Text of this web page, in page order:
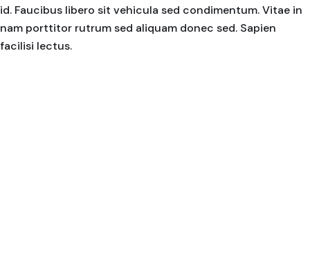
id. Faucibus libero sit vehicula sed condimentum. Vitae in
nam porttitor rutrum sed aliquam donec sed. Sapien
facilisi lectus.